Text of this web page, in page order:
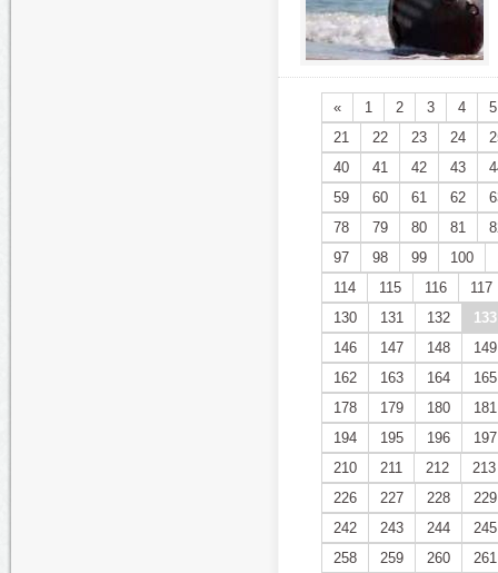
« 1 2 3 4
5
21
22 23 24
40
41 42 43
59
60 61 62
78
79 80 81
97
98 99 100
114
115 116
117
130
131 132
133
146
147 148
149
162
163 164
165
178
179 180
181
194
195 196
197
210
211 212
213
226
227 228
229
242
243 244
245
258
259 260
261